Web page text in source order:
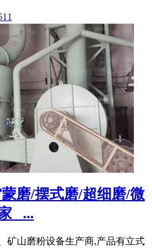
磨/摆式磨/超细磨/微
_ ...
矿山磨粉设备生产商,产品有立式